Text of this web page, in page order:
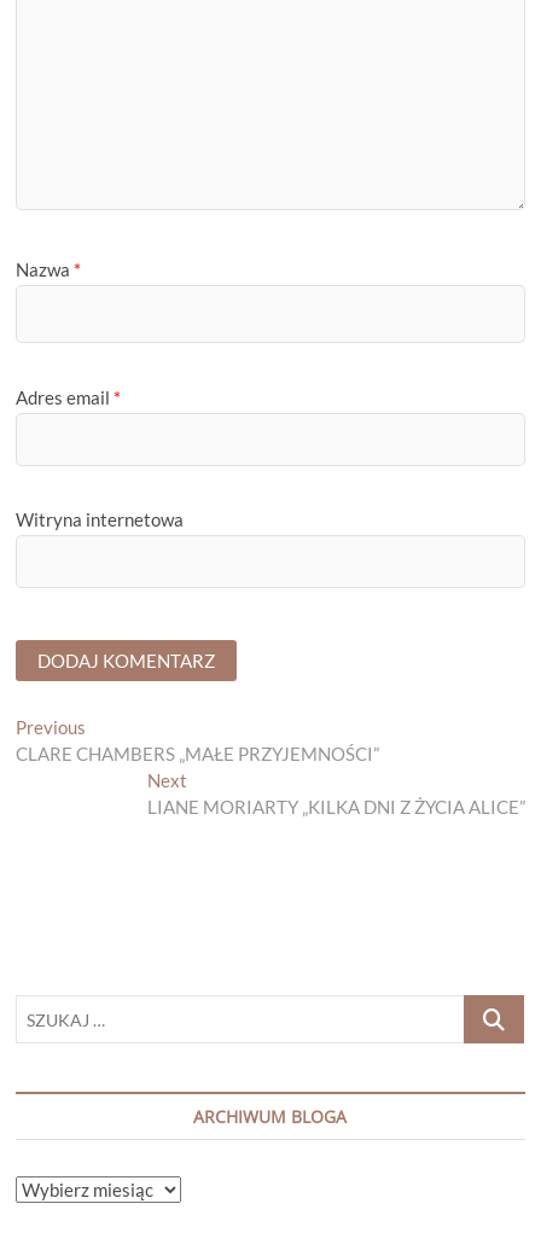
Nazwa *
Adres email *
Witryna internetowa
Nawigacja
wpisu
Previous
post:
CLARE CHAMBERS „MAŁE PRZYJEMNOŚCI”
NextNext
post:
LIANE MORIARTY „KILKA DNI Z ŻYCIA ALICE”
SZUKAJ
ARCHIWUM BLOGA
ARCHIWUM